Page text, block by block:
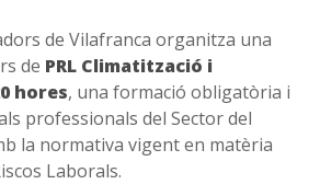
de Vilafranca organitza una
de PRL Climatització i
hores, una formació obligatòria i
professionals del Sector del
la normativa vigent en matèria
Laborals.